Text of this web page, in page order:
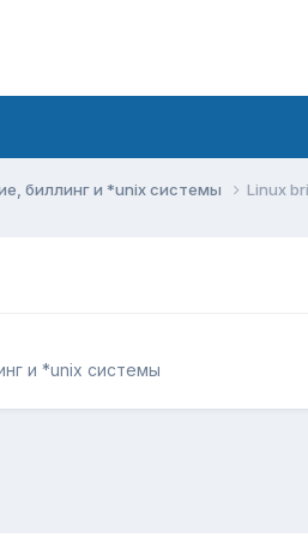
биллинг и *unix системы Linux
и *unix системы